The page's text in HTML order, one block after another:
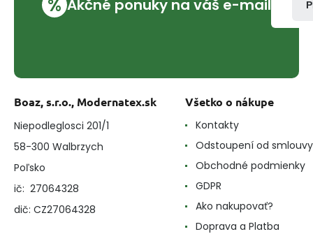
% Akčné ponuky na váš e-mail
Boaz, s.r.o., Modernatex.sk
Niepodleglosci 201/1
58-300 Walbrzych
Poľsko
ič: 27064328
dič: CZ27064328
Všetko o nákupe
Kontakty
Odstoupení od smlouvy
Obchodné podmienky
GDPR
Ako nakupovať?
Doprava a Platba